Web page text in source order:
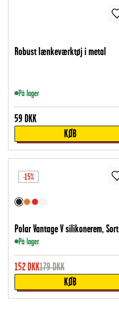
Robust lænkeværktøj i metal
På lager
59 DKK
KØB
-15%
Polar Vantage V silikonerem, Sort
På lager
152 DKK179DKK
KØB